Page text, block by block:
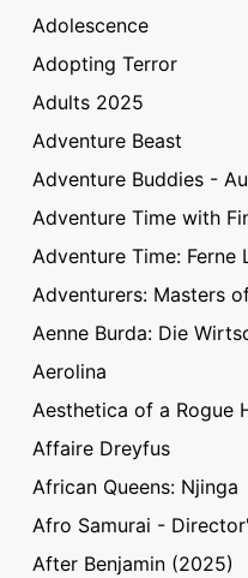
Adolescence
Adopting Terror
Adults 2025
Adventure Beast
Adventure Buddies -
Adventure Time with
Adventure Time: Ferne
Adventurers: Masters
Aenne Burda: Die
Aerolina
Aesthetica of a Rogue
Affaire Dreyfus
African Queens: Njinga
Afro Samurai -
After Benjamin (2025)